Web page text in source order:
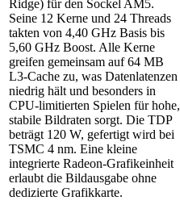
Ridge) für den Sockel AM5.
Seine 12 Kerne und 24 Threads
takten von 4,40 GHz Basis bis
5,60 GHz Boost. Alle Kerne
greifen gemeinsam auf 64 MB
L3-Cache zu, was Datenlatenzen
niedrig hält und besonders in
CPU-limitierten Spielen für hohe,
stabile Bildraten sorgt. Die TDP
beträgt 120 W, gefertigt wird bei
TSMC 4 nm. Eine kleine
integrierte Radeon-Grafikeinheit
erlaubt die Bildausgabe ohne
dedizierte Grafikkarte.